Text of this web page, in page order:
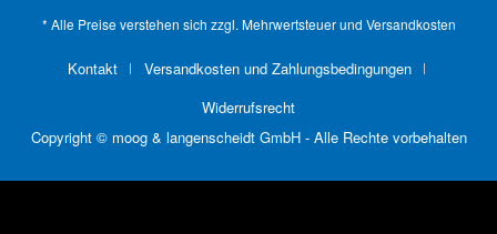
* Alle Preise verstehen sich zzgl. Mehrwertsteuer und Versandkosten
Kontakt
Versandkosten und Zahlungsbedingungen
Widerrufsrecht
Copyright © moog & langenscheidt GmbH - Alle Rechte vorbehalten